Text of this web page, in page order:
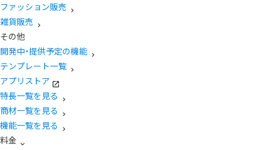
ファッション販売
雑貨販売
その他
開発中・提供予定の機能
テンプレート一覧
アプリストア
特長一覧を見る
商材一覧を見る
機能一覧を見る
料金